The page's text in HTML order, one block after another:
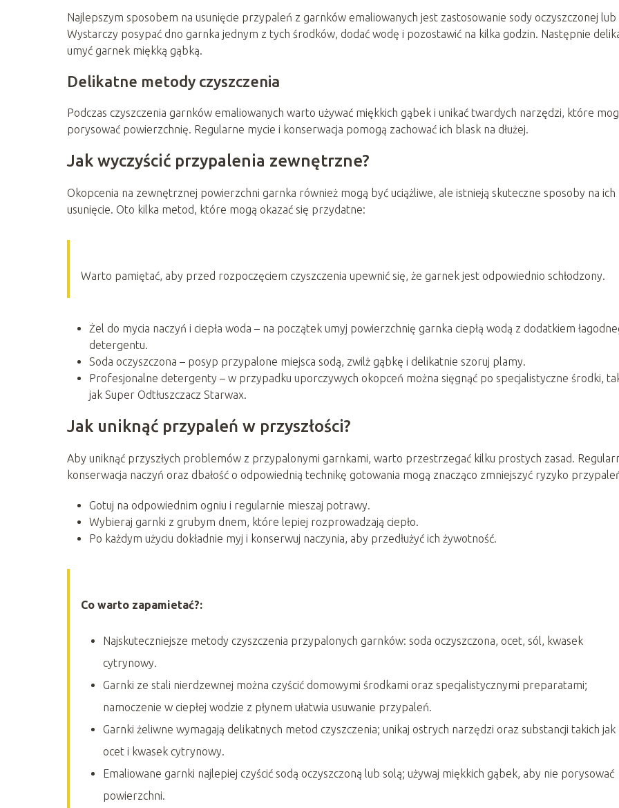
Najlepszym sposobem na usunięcie przypaleń z garnków emaliowanych jest zastosowanie sody oczyszczonej lub
Wystarczy posypać dno garnka jednym z tych środków, dodać wodę i pozostawić na kilka godzin. Następnie
umyć garnek miękką gąbką.
Delikatne metody czyszczenia
Podczas czyszczenia garnków emaliowanych warto używać miękkich gąbek i unikać twardych narzędzi, które
porysować powierzchnię. Regularne mycie i konserwacja pomogą zachować ich blask na dłużej.
Jak wyczyścić przypalenia zewnętrzne?
Okopcenia na zewnętrznej powierzchni garnka również mogą być uciążliwe, ale istnieją skuteczne sposoby na ich
usunięcie. Oto kilka metod, które mogą okazać się przydatne:
Warto pamiętać, aby przed rozpoczęciem czyszczenia upewnić się, że garnek jest odpowiednio schłodzony.
Żel do mycia naczyń i ciepła woda – na początek umyj powierzchnię garnka ciepłą wodą z dodatkiem
detergentu.
Soda oczyszczona – posyp przypalone miejsca sodą, zwilż gąbkę i delikatnie szoruj plamy.
Profesjonalne detergenty – w przypadku uporczywych okopceń można sięgnąć po specjalistyczne środki,
jak Super Odtłuszczacz Starwax.
Jak uniknąć przypaleń w przyszłości?
Aby uniknąć przyszłych problemów z przypalonymi garnkami, warto przestrzegać kilku prostych zasad.
konserwacja naczyń oraz dbałość o odpowiednią technikę gotowania mogą znacząco zmniejszyć ryzyko
Gotuj na odpowiednim ogniu i regularnie mieszaj potrawy.
Wybieraj garnki z grubym dnem, które lepiej rozprowadzają ciepło.
Po każdym użyciu dokładnie myj i konserwuj naczynia, aby przedłużyć ich żywotność.
Co warto zapamietać?:
Najskuteczniejsze metody czyszczenia przypalonych garnków: soda oczyszczona, ocet, sól, kwasek
cytrynowy.
Garnki ze stali nierdzewnej można czyścić domowymi środkami oraz specjalistycznymi preparatami;
namoczenie w ciepłej wodzie z płynem ułatwia usuwanie przypaleń.
Garnki żeliwne wymagają delikatnych metod czyszczenia; unikaj ostrych narzędzi oraz substancji takich jak
ocet i kwasek cytrynowy.
Emaliowane garnki najlepiej czyścić sodą oczyszczoną lub solą; używaj miękkich gąbek, aby nie porysować
powierzchni.